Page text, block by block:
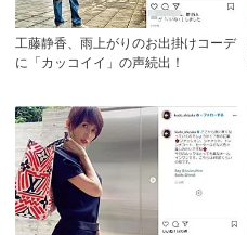
工藤静香、雨上がりのお出掛けコーデ
に「カッコイイ」の声続出！